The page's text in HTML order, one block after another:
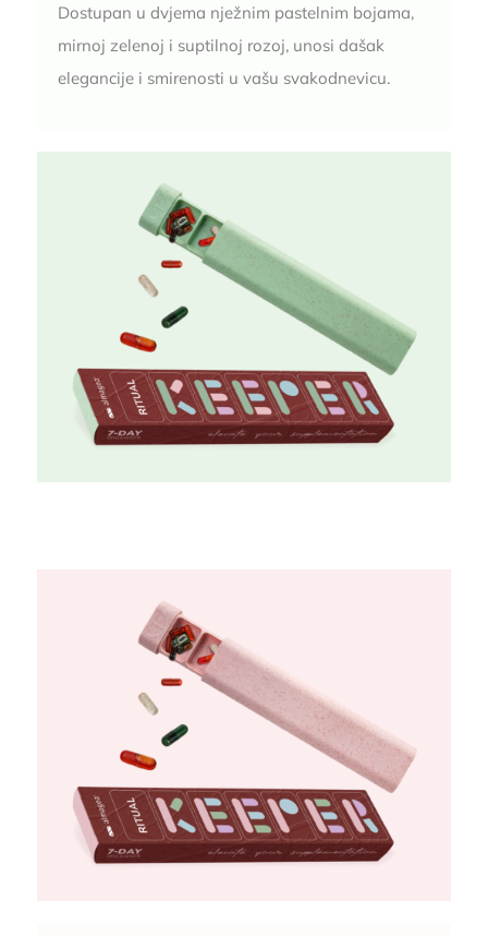
Dostupan u dvjema nježnim pastelnim bojama,
mirnoj zelenoj i suptilnoj rozoj, unosi dašak
elegancije i smirenosti u vašu svakodnevicu.